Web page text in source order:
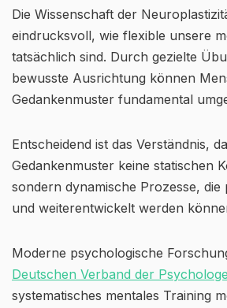
Die Wissenschaft der
eindrucksvoll, wie flexible unsere
tatsächlich sind. Durch gezielte
bewusste Ausrichtung können
Gedankenmuster fundamental
Entscheidend ist das Verständnis,
Gedankenmuster keine statischen
sondern dynamische Prozesse,
und weiterentwickelt werden
Moderne psychologische
Deutschen Verband der
systematisches mentales Training